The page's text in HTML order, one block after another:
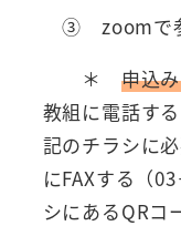
③ zoomで参
＊ 申込
教組に電話す
記のチラシに
にFAXする（
シにあるQRコ